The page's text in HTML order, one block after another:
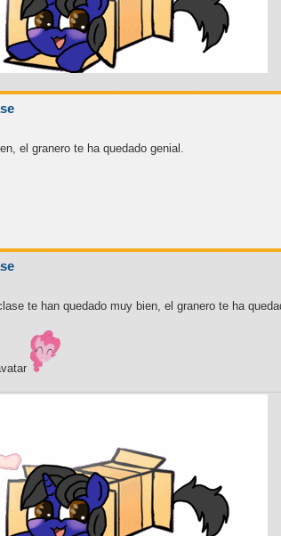
el granero te ha quedado genial.
te han quedado muy bien, el granero te ha